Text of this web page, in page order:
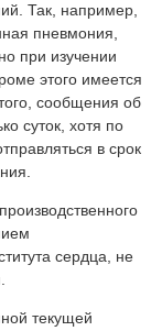
Так, например,
пневмония,
при изучении
этого имеется
сообщения об
суток, хотя по
в срок
сердца, не
текущей